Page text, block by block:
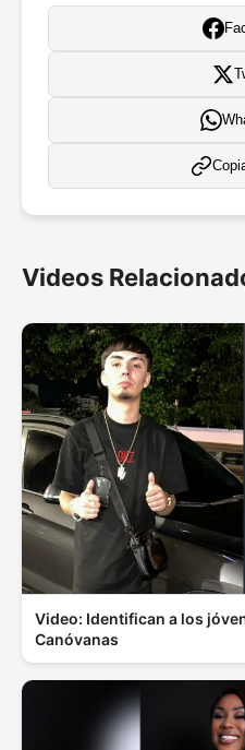
Videos
Video: Identifican a los
Canóvanas